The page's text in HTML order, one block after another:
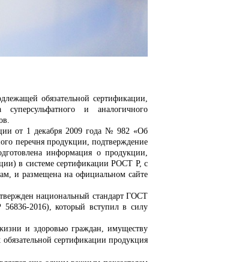
обязательной сертификации,
и аналогичного
от 1 декабря 2009 года № 982 «Об
перечня продукции, подтверждение
информация о продукции,
в системе сертификации РОСТ Р, с
и размещена на официальном сайте
национальный стандарт ГОСТ
2016), который вступил в силу
и здоровью граждан, имуществу
сертификации продукция